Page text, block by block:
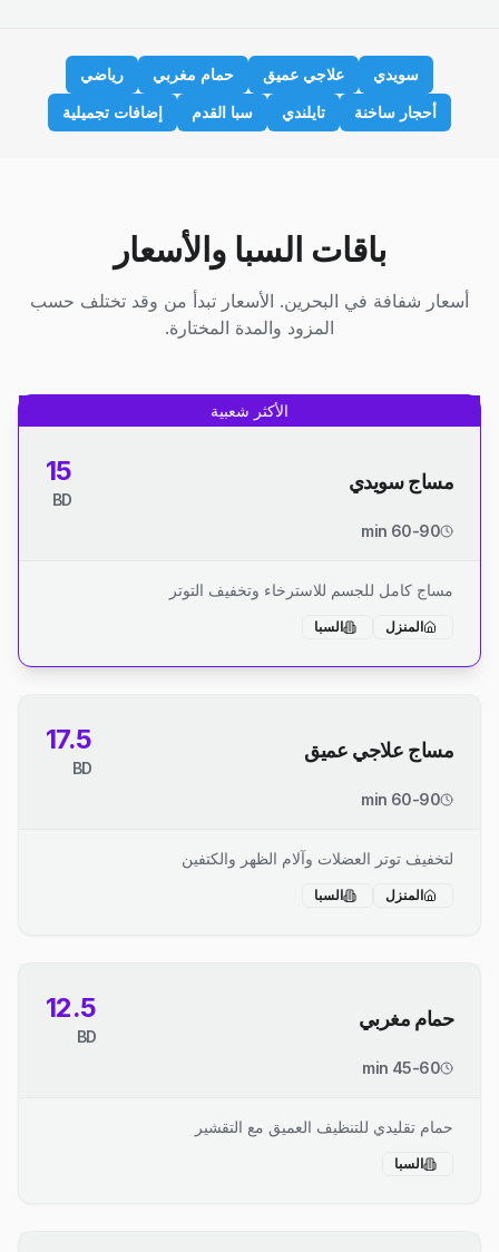
سويدي علاجي عميق حمام مغربي
رياضي
أحجار ساخنة
تايلندي سبا القدم إضافات تجميلية
باقات السبا والأسعار
أسعار شفافة في البحرين. الأسعار تبدأ من وقد تختلف حسب
المزود والمدة المختارة.
الأكثر شعبية
مساج سويدي 15
BD
60-90 min
مساج كامل للجسم للاسترخاء وتخفيف التوتر
المنزل السبا
مساج علاجي عميق 17.5
BD
60-90 min
لتخفيف توتر العضلات وآلام الظهر والكتفين
المنزل السبا
حمام مغربي 12.5
BD
45-60 min
حمام تقليدي للتنظيف العميق مع التقشير
السبا